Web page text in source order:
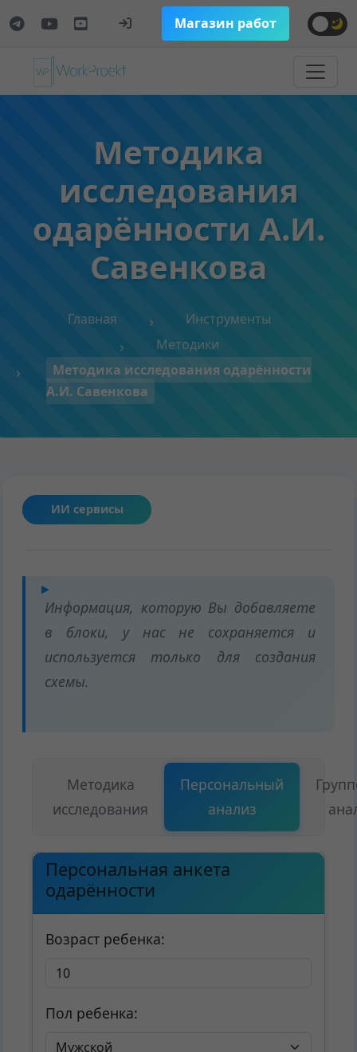
Магазин работ
Методика
исследования
одарённости А.И.
Савенкова
Главная
Инструменты
Методики
Методика исследования одарённости
А.И. Савенкова
ИИ сервисы
Информация, которую Вы добавляете
в блоки, у нас не сохраняется и
используется только для создания
схемы.
Методика
исследования
Персональный
анализ
Персональная анкета
одарённости
Возраст ребенка:
Пол ребенка: